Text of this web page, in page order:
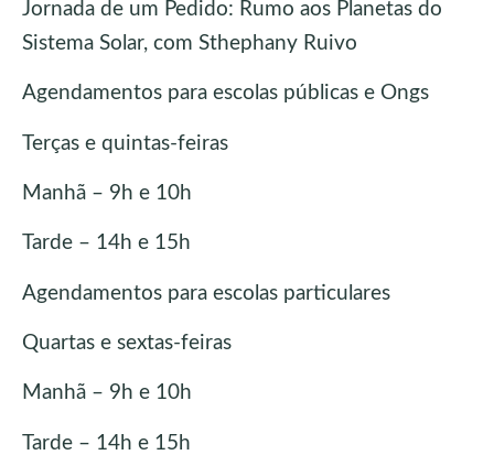
Jornada de um Pedido: Rumo aos Planetas do
Sistema Solar, com Sthephany Ruivo
Agendamentos para escolas públicas e Ongs
Terças e quintas-feiras
Manhã – 9h e 10h
Tarde – 14h e 15h
Agendamentos para escolas particulares
Quartas e sextas-feiras
Manhã – 9h e 10h
Tarde – 14h e 15h